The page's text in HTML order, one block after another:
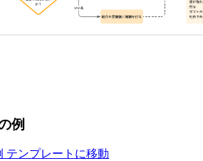
例
テンプレートに移動